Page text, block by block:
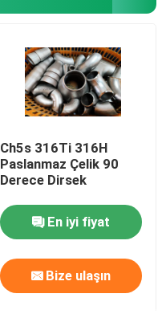
Ch5s 316Ti 316H
Paslanmaz Çelik 90
Derece Dirsek
En iyi fiyat
Bize ulaşın